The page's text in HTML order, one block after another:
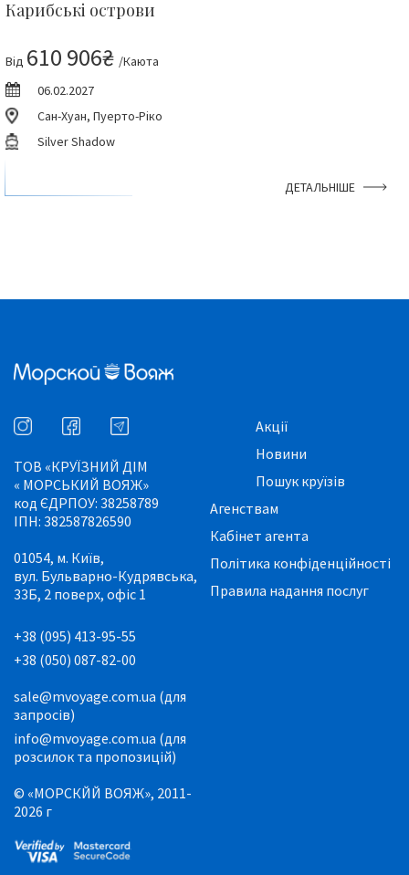
Карибські острови
Від 610 906₴ /Каюта
06.02.2027
Сан-Хуан, Пуерто-Ріко
Silver Shadow
ДЕТАЛЬНІШЕ
ТОВ «КРУЇЗНИЙ ДІМ
« МОРСЬКИЙ ВОЯЖ»
код ЄДРПОУ: 38258789
ІПН: 382587826590
01054, м. Київ,
вул. Бульварно-Кудрявська,
33Б, 2 поверх, офіс 1
+38 (095) 413-95-55
+38 (050) 087-82-00
sale@mvoyage.com.ua (для
запросів)
info@mvoyage.com.ua (для
розсилок та пропозицій)
© «МОРСКЙЙ ВОЯЖ», 2011-
2026 г
Акції
Новини
Пошук круїзів
Агенствам
Кабінет агента
Політика конфіденційності
Правила надання послуг